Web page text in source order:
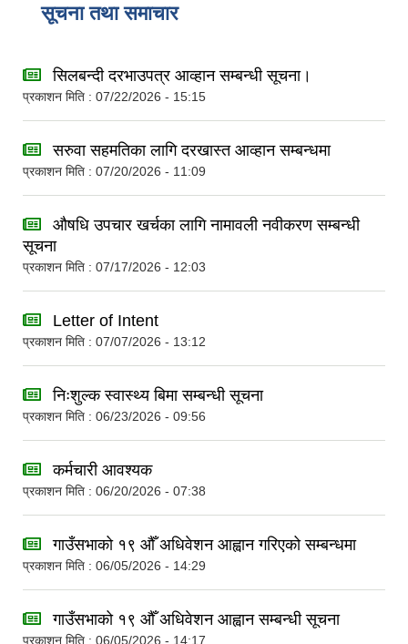
सूचना तथा समाचार
सिलबन्दी दरभाउपत्र आव्हान सम्बन्धी सूचना।
प्रकाशन मिति : 07/22/2026 - 15:15
सरुवा सहमतिका लागि दरखास्त आव्हान सम्बन्धमा
प्रकाशन मिति : 07/20/2026 - 11:09
औषधि उपचार खर्चका लागि नामावली नवीकरण सम्बन्धी
सूचना
प्रकाशन मिति : 07/17/2026 - 12:03
Letter of Intent
प्रकाशन मिति : 07/07/2026 - 13:12
निःशुल्क स्वास्थ्य बिमा सम्बन्धी सूचना
प्रकाशन मिति : 06/23/2026 - 09:56
कर्मचारी आवश्यक
प्रकाशन मिति : 06/20/2026 - 07:38
गाउँसभाको १९ औँ अधिवेशन आह्वान गरिएको सम्बन्धमा
प्रकाशन मिति : 06/05/2026 - 14:29
गाउँसभाको १९ औँ अधिवेशन आह्वान सम्बन्धी सूचना
प्रकाशन मिति : 06/05/2026 - 14:17